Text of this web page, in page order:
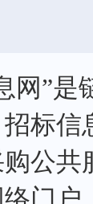
网”
招标
购公